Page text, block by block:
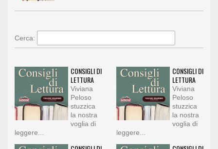
Cerca:
CONSIGLI DI
LETTURA
Viviana
Peloso
stuzzica
la nostra
voglia di
leggere...
CONSIGLI DI
LETTURA
Viviana
Peloso
stuzzica
la nostra
voglia di
leggere...